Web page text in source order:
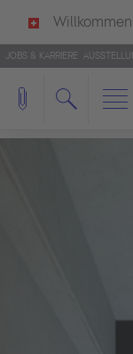
deutsch als Ihre
Français Italiano
JOBS & KARRIERE